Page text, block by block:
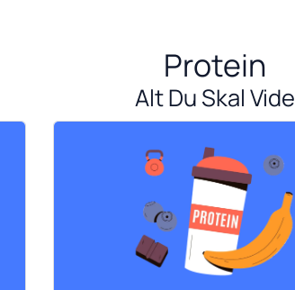
Protein
Alt Du Skal Vide